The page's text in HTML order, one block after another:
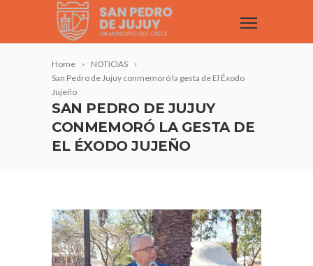
Home
NOTICIAS
San Pedro de Jujuy conmemoró la gesta de El Éxodo
Jujeño
SAN PEDRO DE JUJUY
CONMEMORÓ LA GESTA DE
EL ÉXODO JUJEÑO